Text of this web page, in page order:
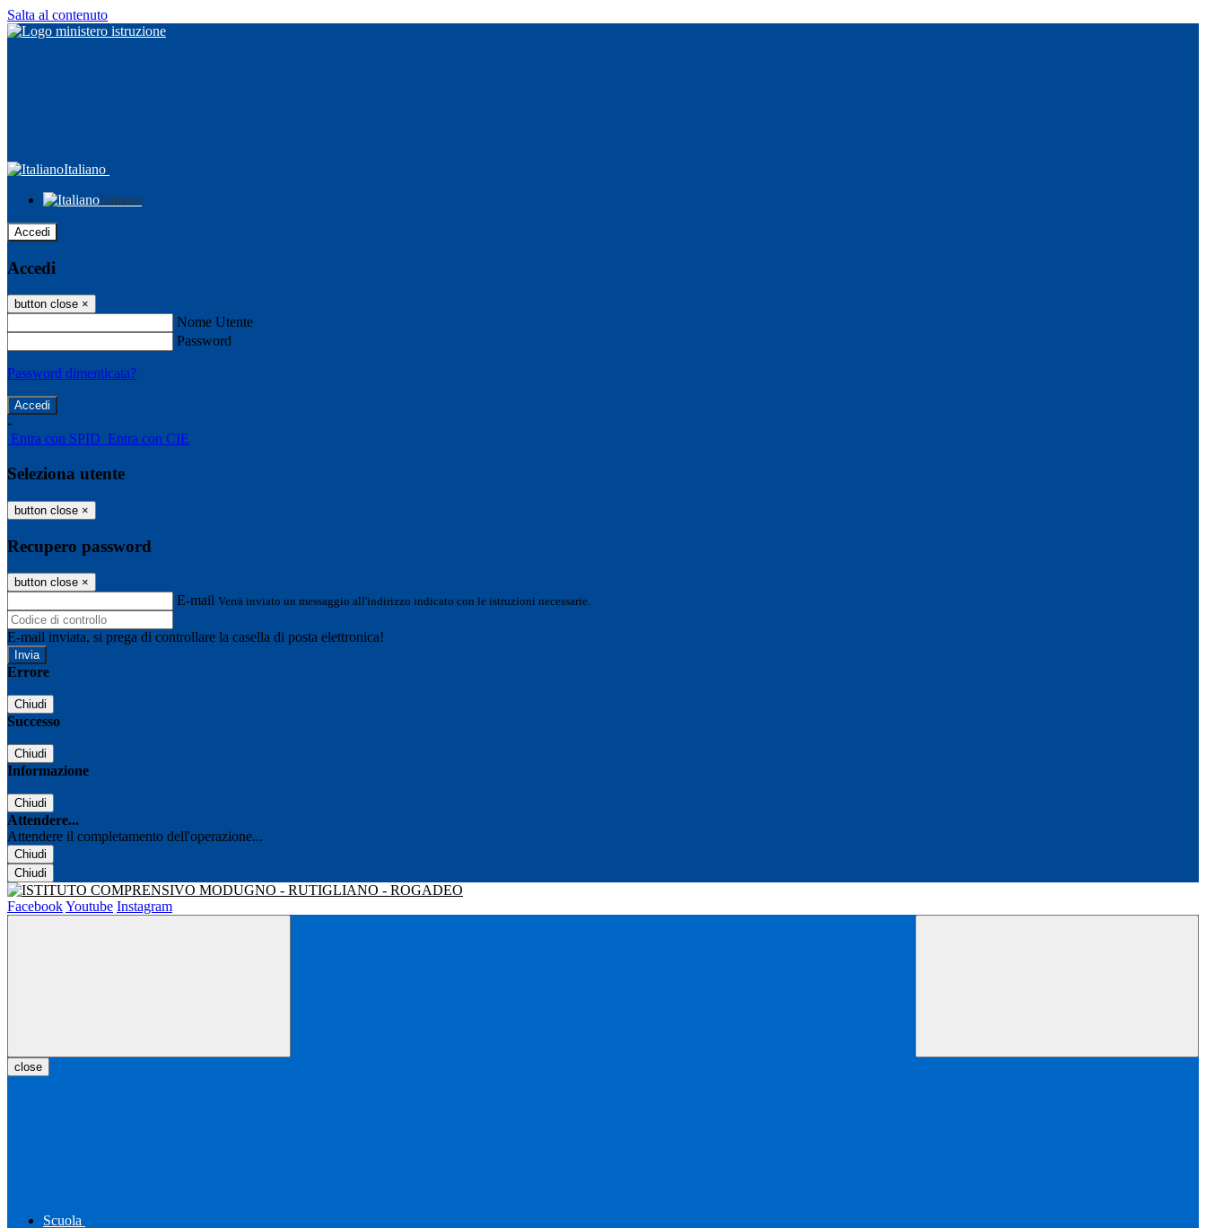
Salta al contenuto
Italiano
Italiano
Accedi
Accedi
button close ×
Nome Utente
Password
Password dimenticata?
-
Entra con SPID Entra con CIE
Seleziona utente
button close ×
Recupero password
button close ×
E-mail Verrà inviato un messaggio all'indirizzo indicato con le istruzioni necessarie.
E-mail inviata, si prega di controllare la casella di posta elettronica!
Errore
Chiudi
Successo
Chiudi
Informazione
Chiudi
Attendere...
Attendere il completamento dell'operazione...
Chiudi
Chiudi
FacebookYoutube Instagram
close
Scuola